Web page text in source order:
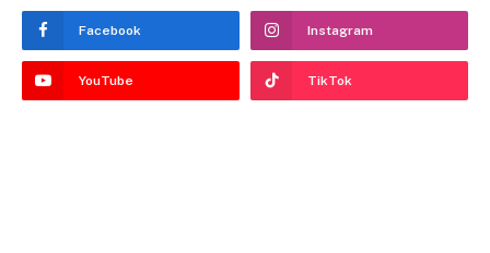
Facebook Instagram
YouTube TikTok